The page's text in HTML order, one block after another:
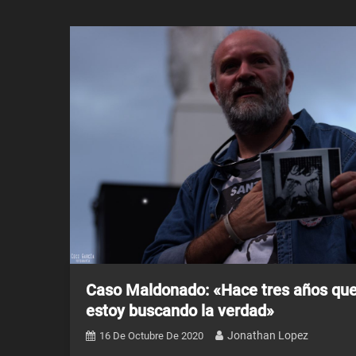
Caso Maldonado: «Hace tres años
estoy buscando la verdad»
16 De Octubre De 2020 Jonathan Lopez